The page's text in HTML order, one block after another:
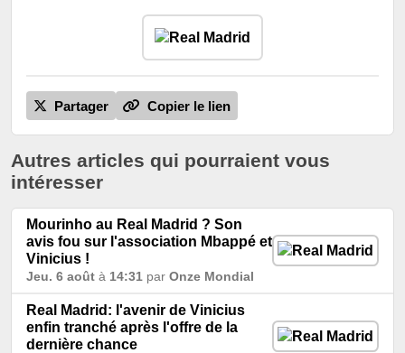
Partager Copier le lien
Autres articles qui pourraient vous
intéresser
Mourinho au Real Madrid ? Son
avis fou sur l'association Mbappé et
Vinicius !
Jeu. 6 août à 14:31 par Onze Mondial
Real Madrid: l'avenir de Vinicius
enfin tranché après l'offre de la
dernière chance